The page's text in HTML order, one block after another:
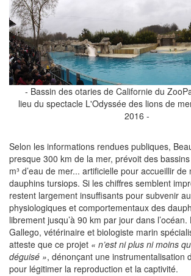
- Bassin des otaries de Californie du
lieu du spectacle L'Odyssée des lions de
2016 -
Selon les informations rendues publiques,
presque 300 km de la mer, prévoit des
m³ d’eau de mer... artificielle pour accueillir de
dauphins tursiops. Si les chiffres semblent
restent largement insuffisants pour subvenir
physiologiques et comportementaux des
librement jusqu’à 90 km par jour dans
Gallego, vétérinaire et biologiste marin
atteste que ce projet « n’est ni plus ni moins
déguisé », dénonçant une instrumentalisation
pour légitimer la reproduction et la captivité.